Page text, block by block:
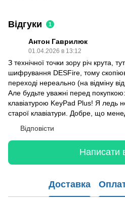
Відгуки 1
Антон Гаврилюк
01.04.2026 в 13:12
З технічної точки зору річ крута,
шифрування DESFire, тому
переході нереально (на відміну
Але будьте уважні перед
клавіатурою KeyPad Plus! Я ледь
старої клавіатури. Добре, що
Відповісти
Написати
Доставка